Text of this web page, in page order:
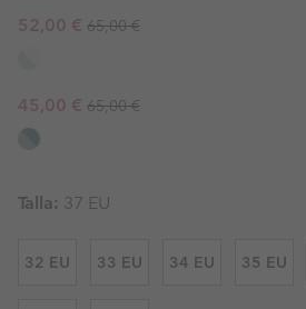
Sale price:
52,00 € Regular price:
65,00 €
Sale price:
45,00 € Regular price:
65,00 €
Talla: 37 EU
32 EU 33 EU 34 EU 35 EU